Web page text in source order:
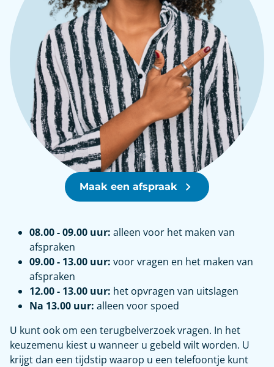
Maak een afspraak
08.00 - 09.00 uur: alleen voor het maken van
afspraken
09.00 - 13.00 uur: voor vragen en het maken van
afspraken
12.00 - 13.00 uur: het opvragen van uitslagen
Na 13.00 uur: alleen voor spoed
U kunt ook om een terugbelverzoek vragen. In het
keuzemenu kiest u wanneer u gebeld wilt worden. U
krijgt dan een tijdstip waarop u een telefoontje kunt